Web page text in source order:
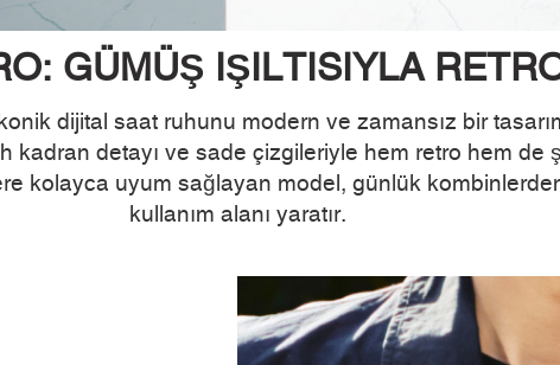
GÜMÜŞ IŞILTISIYLA
dijital saat ruhunu modern ve zamansız bir
kadran detayı ve sade çizgileriyle hem retro hem de
kolayca uyum sağlayan model, günlük
kullanım alanı yaratır.